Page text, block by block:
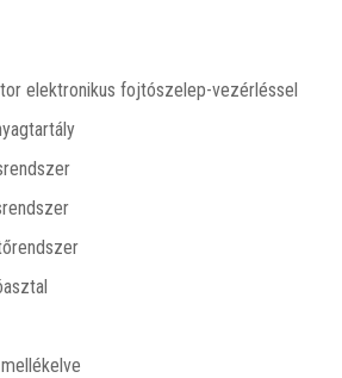
elektronikus fojtószelep-vezérléssel